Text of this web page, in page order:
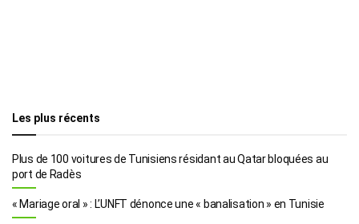
Les plus récents
Plus de 100 voitures de Tunisiens résidant au Qatar bloquées au
port de Radès
« Mariage oral » : L’UNFT dénonce une « banalisation » en Tunisie